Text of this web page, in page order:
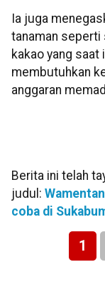
Ia juga
tanaman seperti
kakao yang
membutuhkan
anggaran
Berita ini telah
judul:
coba di
1